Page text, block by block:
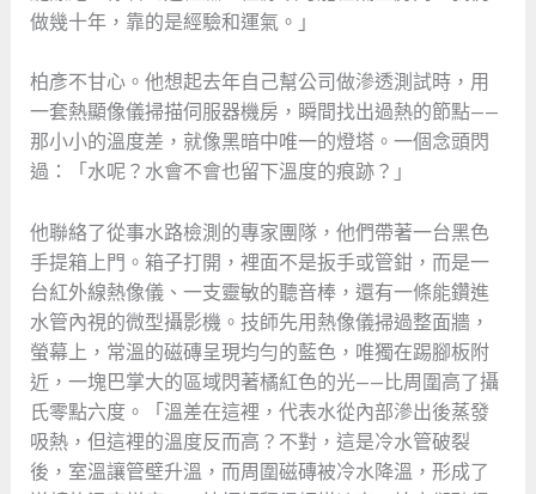
做幾十年，靠的是經驗和運氣。」
柏彥不甘心。他想起去年自己幫公司做滲透測試時，用
一套熱顯像儀掃描伺服器機房，瞬間找出過熱的節點——
那小小的溫度差，就像黑暗中唯一的燈塔。一個念頭閃
過：「水呢？水會不會也留下溫度的痕跡？」
他聯絡了從事水路檢測的專家團隊，他們帶著一台黑色
手提箱上門。箱子打開，裡面不是扳手或管鉗，而是一
台紅外線熱像儀、一支靈敏的聽音棒，還有一條能鑽進
水管內視的微型攝影機。技師先用熱像儀掃過整面牆，
螢幕上，常溫的磁磚呈現均勻的藍色，唯獨在踢腳板附
近，一塊巴掌大的區域閃著橘紅色的光——比周圍高了攝
氏零點六度。「溫差在這裡，代表水從內部滲出後蒸發
吸熱，但這裡的溫度反而高？不對，這是冷水管破裂
後，室溫讓管壁升溫，而周圍磁磚被冷水降溫，形成了